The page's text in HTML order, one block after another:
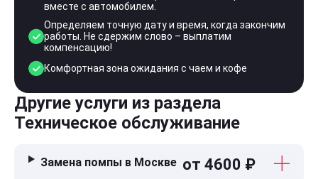
вместе с автомобилем.
Определяем точную дату и время, когда закончим
работы. Не сдержим слово – выплатим
компенсацию!
Комфортная зона ожидания с чаем и кофе
Другие услуги из раздела
Техническое обслуживание
Замена помпы в Москве от 4600 ₽